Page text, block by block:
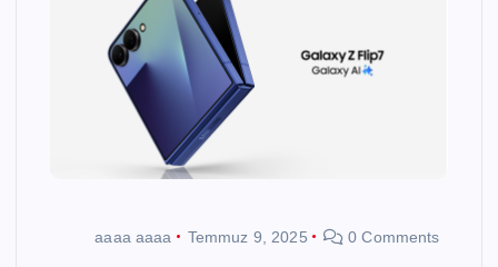
aaaa aaaa Temmuz 9, 2025 0 Comments